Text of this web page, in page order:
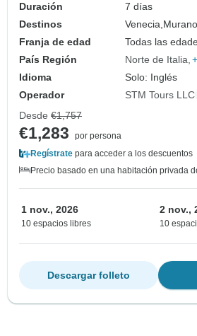
Duración
7 días
Destinos
Venecia, Murano,
Franja de edad
Todas las
País Región
Norte de Italia
Idioma
Solo: Inglés
Operador
STM Tours LLC
Desde €1,757
€1,283
por persona
Regístrate para acceder a los descuentos
Precio basado en una habitación privada
1 nov., 2026
10 espacios libres
2 nov.,
10
Descargar folleto